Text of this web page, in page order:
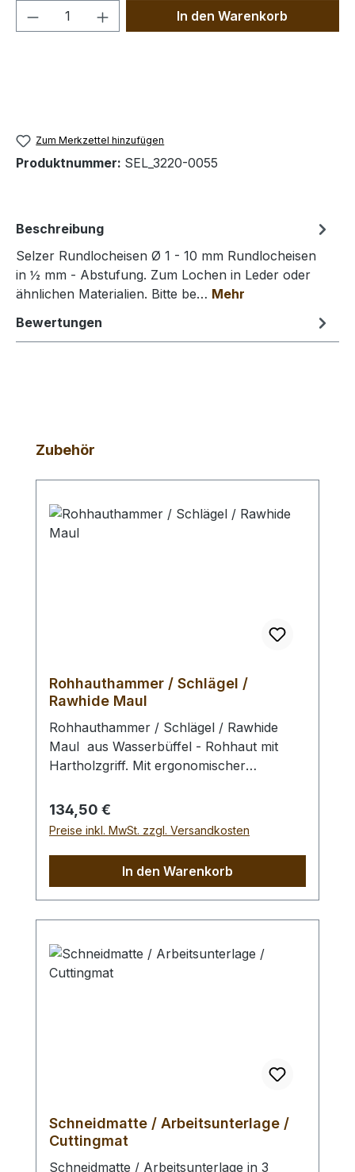
Produkt Anzahl: Gib denIn den Warenkorb
Zum Merkzettel hinzufügen
Produktnummer: SEL_3220-0055
Beschreibung
Selzer Rundlocheisen Ø 1 - 10 mm Rundlocheisen
in ½ mm - Abstufung. Zum Lochen in Leder oder
ähnlichen Materialien. Bitte be… Mehr
Bewertungen
Produktgalerie überspringen
Zubehör
Rohhauthammer / Schlägel /
Rawhide Maul
Rohhauthammer / Schlägel / Rawhide
Maul aus Wasserbüffel - Rohhaut mit
Hartholzgriff. Mit ergonomischer
Ermüdung und exzellentem Schlagbild.
Zum Schlagen von Punziereisen,
Locheisen, Braidingstempeln, usw., runde
schlagabsorbierenden Hammerkopf. -
Profiausführung.Gesamtlänge: 240 mm /
Gesamtgewicht: 1250 gr / Kopf-Ø: 75 mm
1 Rohhauthammer / Schlägel / Rawhide
Maul der gewählten Ausführung.
Regulärer Preis:
134,50 €
Preise inkl. MwSt. zzgl. Versandkosten
In den Warenkorb
Schneidmatte / Arbeitsunterlage /
Cuttingmat
Schneidmatte / Arbeitsunterlage in 3